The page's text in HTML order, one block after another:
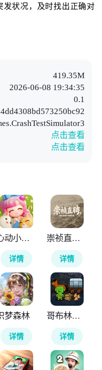
发状况，及时找出正确对
419.35M
2026-06-08 19:34:35
0.1
点击查看
点击查看
心动小镇国际服
详情
崇祯直聘明末官场沉浮模拟器
详情
梦森林
详情
哥布林的商队
详情